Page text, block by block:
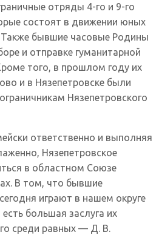
отряды 4-го и 9-го
состоят в движении юных
Также бывшие часовые Родины
и отправке гуманитарной
того, в прошлом году их
и в Нязепетровске были
Нязепетровского
ответственно и выполняя
Нязепетровское
в областном Союзе
В том, что бывшие
играют в нашем округе
большая заслуга их
среди равных — Д. В.